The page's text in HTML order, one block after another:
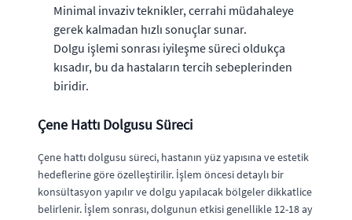
Minimal invaziv teknikler, cerrahi müdahaleye
gerek kalmadan hızlı sonuçlar sunar.
Dolgu işlemi sonrası iyileşme süreci oldukça
kısadır, bu da hastaların tercih sebeplerinden
biridir.
Çene Hattı Dolgusu Süreci
Çene hattı dolgusu süreci, hastanın yüz yapısına ve estetik
hedeflerine göre özelleştirilir. İşlem öncesi detaylı bir
konsültasyon yapılır ve dolgu yapılacak bölgeler dikkatlice
belirlenir. İşlem sonrası, dolgunun etkisi genellikle 12-18 ay